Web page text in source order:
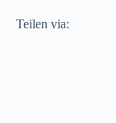
Teilen via: